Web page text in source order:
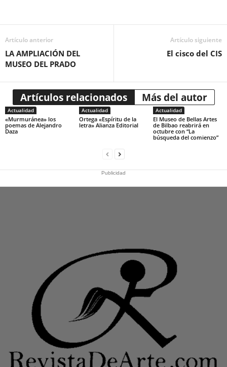
Artículo anterior
LA AMPLIACIÓN DEL
MUSEO DEL PRADO
Artículo siguiente
El cisco del CIS
Artículos relacionados Más del autor
Actualidad
«Murmuránea» los
poemas de Alejandro
Daza
Actualidad
Ortega «Espíritu de la
letra» Alianza Editorial
Actualidad
El Museo de Bellas Artes
de Bilbao reabrirá en
octubre con “La
búsqueda del comienzo”
Publicidad